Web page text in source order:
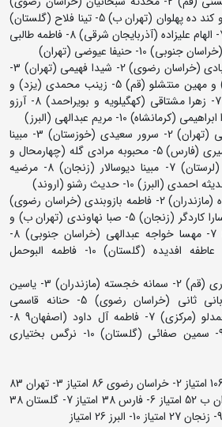
3- اله روزبه مله (مازندران) و کند ده پهلوان (تهران ب) 5- تینا فلاح (گلستان)
و فرشته جلالی (خوزستان) 7- الهام علیزاده (آذربایجان شرقی) 8- فاطمه طالبی
65 کیلوگرم: 1- رقیه محمودآبادی (خراسان رضوی) 2- شیدا فهیمی (تهران) 3-
فاطمه نیک منش (تهران ب) و مهین منتشلو (قم) 5- زینب محمدی (یزد) و
حنانه ملکی زاده (گلستان) 7- زهرا مشتاقی (کهگیلویه و بویراحمد) 8- آرزو
70 کیلوگرم: 1- ریحانه گیلانی (تهران) 2- سرور سعیدی (خوزستان) 3- مبینا
میرزاپور (مازندران) و زهرا امیری (فارس) 5- محبوبه مرادی گله (چهارمحال و
بختیاری) و فاطمه صالحی (لرستان) 7- مبینا دیوسالار (زنجان) 8- مرضیه
75 کیلوگرم: 1- سحر غنی زاده (مازندران) 2- فاطمه بازوبندی (خراسان رضوی)
3- مریم احمدی (فارس) و سارا کاردگر (زنجان) 5- صبا نهاوندی (تهران ب) و
هستی تابان نصر (لرستان) 7- مهسا خواجه عبدالهی (خراسان جنوبی) 8-
زینب گریوانی (تهران) 9- عاطفه افدیده (گلستان) 10- فاطمه البوحمل
75+ کیلوگرم: 1- هانیه عاشوری (قم) 2- سمانه خجسته (مازندران) 3- یاسین
متنش (تهران) و عزت قربانی ثانی (خراسان رضوی) 5- حنانه قاسمی
(کرمانشاه) و زهرا حاج محمدلو (مرکزی) 7- فاطمه آل داود (اصفهان9 8-
فاطمه احمدی (تهران ب) 9- سمین صفائی (گلستان) 10- نرگس بختیاری
رده بندی تیمی: 1- مازندران 106 امتیاز 2- خراسان رضوی 86 امتیاز 3- تهران 83
امتیاز 4- قم 65 امتیاز 5- تهران ب 52 امتیاز 6- فارس 38 امتیاز 7- گلستان 38